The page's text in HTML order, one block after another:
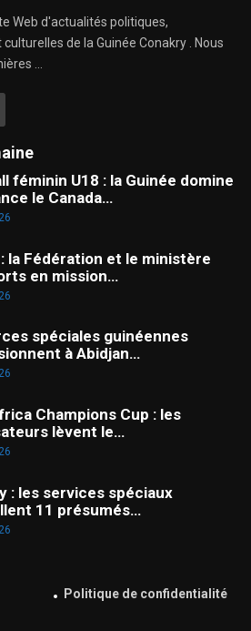
Web d'actualités politiques,
de la Guinée Conakry . Nous
...
féminin U18 : la Guinée domine
le Canada…
la Fédération et le ministère
en mission…
spéciales guinéennes
à Abidjan…
Champions Cup : les
lèvent le…
: les services spéciaux
11 présumés…
Politique de confidentialité